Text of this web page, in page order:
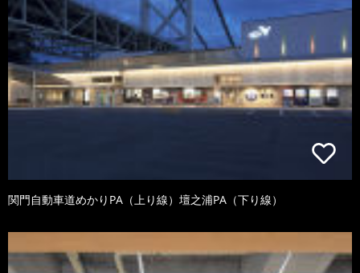
関門自動車道めかりPA（上り線）壇之浦PA（下り線）